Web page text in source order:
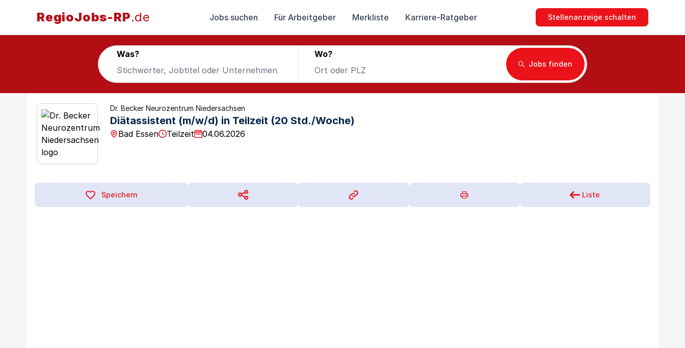
RegioJobs-RP.de Stellenanzeige schalten
Jobs suchen Für Arbeitgeber Merkliste Karriere-Ratgeber
Was? Wo?
Jobs finden
Dr. Becker Neurozentrum Niedersachsen
Diätassistent (m/w/d) in Teilzeit (20 Std./Woche)
Bad Essen Teilzeit 04.06.2026
Speichern Liste